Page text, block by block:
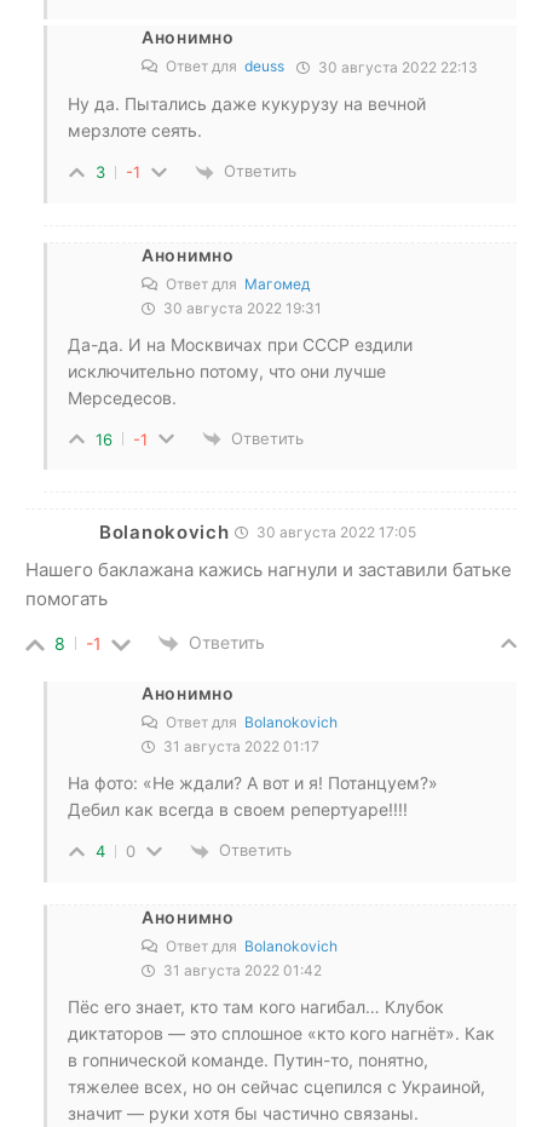
Анонимно
Ответ для deuss 30 августа 2022 22:13
Ну да. Пытались даже кукурузу на вечной
мерзлоте сеять.
3 -1 Ответить
Анонимно
Ответ для Магомед
30 августа 2022 19:31
Да-да. И на Москвичах при СССР ездили
исключительно потому, что они лучше
Мерседесов.
16 -1 Ответить
Bolanokovich 30 августа 2022 17:05
Нашего баклажана кажись нагнули и заставили батьке
помогать
8 -1 Ответить
Анонимно
Ответ для Bolanokovich
31 августа 2022 01:17
На фото: «Не ждали? А вот и я! Потанцуем?»
Дебил как всегда в своем репертуаре!!!!
4 0 Ответить
Анонимно
Ответ для Bolanokovich
31 августа 2022 01:42
Пёс его знает, кто там кого нагибал… Клубок
диктаторов — это сплошное «кто кого нагнёт». Как
в гопнической команде. Путин-то, понятно,
тяжелее всех, но он сейчас сцепился с Украиной,
значит — руки хотя бы частично связаны.